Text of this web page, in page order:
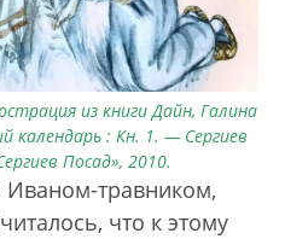
из книги Дайн, Галина
календарь : Кн. 1. — Сергиев
Посад», 2010.
травником,
что к этому